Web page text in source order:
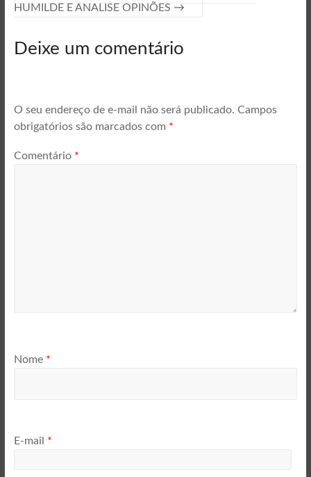
HUMILDE E ANALISE OPINÕES →
Deixe um comentário
O seu endereço de e-mail não será publicado. Campos
obrigatórios são marcados com *
Comentário *
Nome *
E-mail *